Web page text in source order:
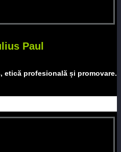
Paul
etică profesională și promovare.